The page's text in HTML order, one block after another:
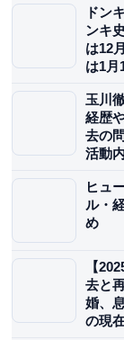
ドン
ンキ
は12
は1月
玉川
経歴
去の
活動
ヒュ
ル・
め
【
去と
婚、
の現